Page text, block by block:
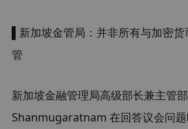
▌新加坡金管局：并非所有与加密
管
新加坡金融管理局高级部长兼主管
Shanmugaratnam 在回答议会问